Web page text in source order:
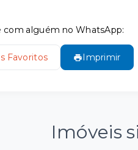
com alguém no WhatsApp:
Favoritos Imprimir
Imóveis